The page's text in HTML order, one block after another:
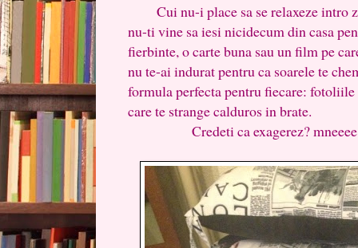
Cui nu-i place sa se relaxeze intro
nu-ti vine sa iesi nicidecum din casa
fierbinte, o carte buna sau un film pe
nu te-ai indurat pentru ca soarele te
formula perfecta pentru fiecare:
care te strange calduros in
Credeti ca exagerez?